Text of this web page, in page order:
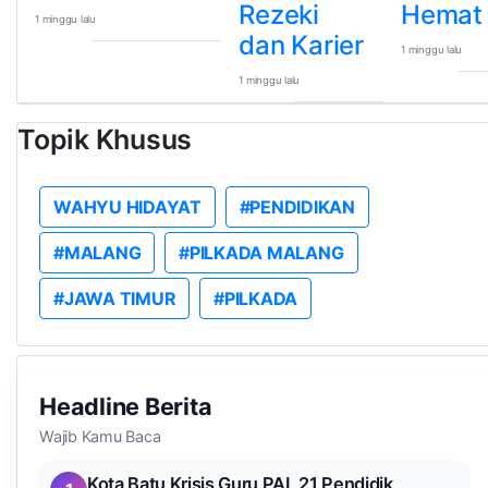
1 minggu lalu
Rezeki
dan Karier
1 minggu lalu
1 minggu lalu
Topik Khusus
WAHYU HIDAYAT #PENDIDIKAN
#MALANG #PILKADA MALANG
#JAWA TIMUR #PILKADA
Headline Berita
Wajib Kamu Baca
Kota Batu Krisis Guru PAI, 21 Pendidik